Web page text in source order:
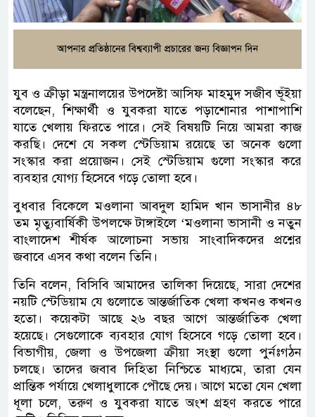
যুব ও ক্রীড়া মন্ত্রনালয়ের উপদেষ্টা আসিফ মাহমুদ সজীব ভূঁইয়া
বলেছেন, শিক্ষার্থী ও যুবকরা যাতে পড়াশোনার পাশাপাশি
যাতে খেলায় ফিরতে পারে। সেই বিষয়টি নিয়ে আমরা কাজ
করছি। দেশে যে সকল স্টেডিয়াম রয়েছে তা অনেক গুলো
সংস্কার করা প্রয়োজন। সেই স্টেডিয়াম গুলো সংস্কার করে
ব্যবহার যোগ্য হিসেবে গড়ে তোলা হবে।
বুধবার বিকেলে মওলানা আবদুল হামিদ খান ভাসানীর ৪৮
তম মৃত্যুবার্ষিকী উপলক্ষে টাঙ্গাইলে ‘মওলানা ভাসানী ও নতুন
বাংলাদেশ শীর্ষক আলোচনা সভায় সাংবাদিকদের প্রশ্নের
জবাবে এসব কথা বলেন তিনি।
তিনি বলেন, বিসিবি আমাদের তালিকা দিয়েছে, সারা দেশের
নয়টি স্টেডিয়াম যে গুলোতে আন্তর্জাতিক খেলা কখনও কখনও
হতো। কয়েকটা আছে ২৬ বছর আগে আন্তর্জাতিক খেলা
হয়েছে। সেগুলোকে ব্যবহার যোগ হিসেবে গড়ে তোলা হবে।
বিভাগীয়, জেলা ও উপজেলা ক্রীয়া সংস্থা গুলো পুর্নঃগঠন
চলছে। তাদের জবাব দিহিতা নিশ্চিতে মাধ্যমে, তারা যেন
প্রান্তিক পর্যায়ে খেলাধুলাকে পৌছে দেয়। আগে মতো যেন খেলা
ধূলা চলে, তরুণ ও যুবকরা যাতে অংশ গ্রহণ করতে পারে